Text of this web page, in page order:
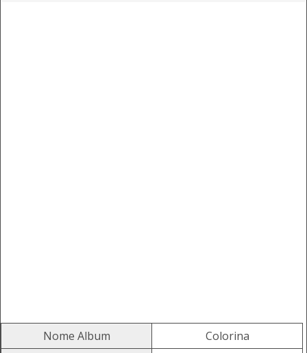
Nome Album
Colorina